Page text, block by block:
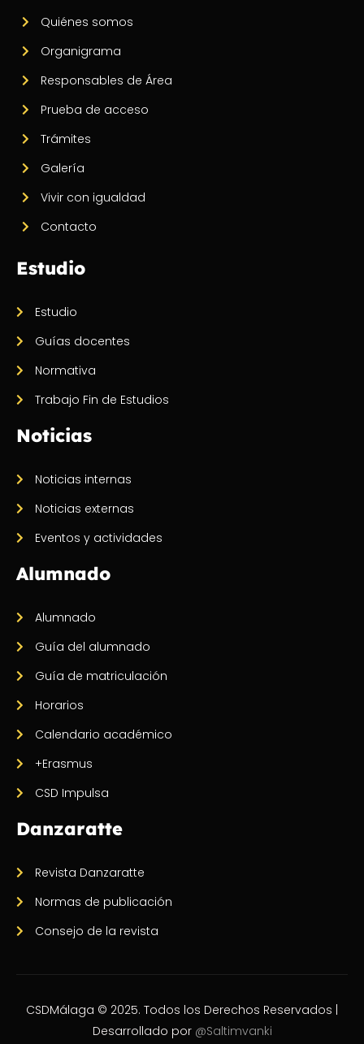
Quiénes somos
Organigrama
Responsables de Área
Prueba de acceso
Trámites
Galería
Vivir con igualdad
Contacto
Estudio
Estudio
Guías docentes
Normativa
Trabajo Fin de Estudios
Noticias
Noticias internas
Noticias externas
Eventos y actividades
Alumnado
Alumnado
Guía del alumnado
Guía de matriculación
Horarios
Calendario académico
+Erasmus
CSD Impulsa
Danzaratte
Revista Danzaratte
Normas de publicación
Consejo de la revista
CSDMálaga © 2025. Todos los Derechos Reservados |
Desarrollado por @Saltimvanki